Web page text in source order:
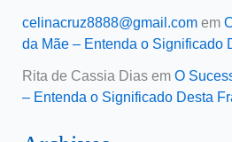
celinacruz8888@gmail.comem
da Mãe – Entenda o Significado
Rita de Cassia Diasem O
– Entenda o Significado Desta